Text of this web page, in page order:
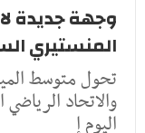
وجهة جديدة
المنستيري
تحول متوسط
والاتحاد
اليوم إ